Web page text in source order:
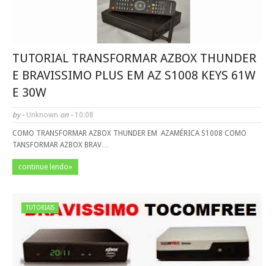
TUTORIAL TRANSFORMAR AZBOX THUNDER
E BRAVISSIMO PLUS EM AZ S1008 KEYS 61W
E 30W
by - Unknown on - 10:08
COMO TRANSFORMAR AZBOX THUNDER EM AZAMÉRICA S1008 COMO
TANSFORMAR AZBOX BRAV…
continue lendo»
TUTORIAIS